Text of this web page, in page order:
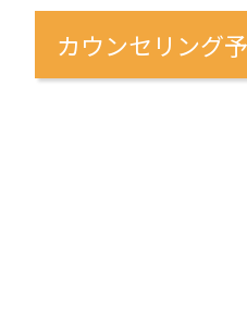
カウンセリング